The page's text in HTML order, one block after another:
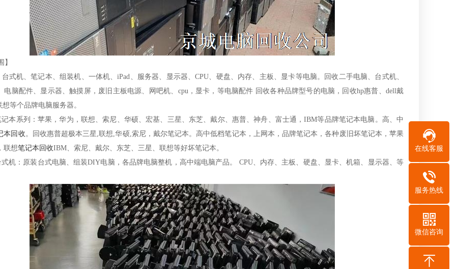
机、笔记本、组装机、一体机、iPad、服务器、显示器、CPU、硬盘、内存、主板、显卡等电脑。回收二手电脑、台式机、
电脑配件、显示器、触摸屏，废旧主板电源、网吧机、cpu，显卡，等电脑配件 回收各种品牌型号的电脑，回收hp惠普、dell戴
等个品牌电脑服务器。
系列：苹果，华为，联想、索尼、华硕、宏基、三星、东芝、戴尔、惠普、神舟、富士通，IBM等品牌笔记本电脑。高、中
本回收。回收惠普超极本三星,联想,华硕,索尼，戴尔笔记本。高中低档笔记本，上网本，品牌笔记本，各种废旧坏笔记本，苹果
联想笔记本回收IBM、索尼、戴尔、东芝、三星、联想等好坏笔记本。
：原装台式电脑、组装DIY电脑，各品牌电脑整机，高中端电脑产品。 CPU、内存、主板、硬盘、显卡、机箱、显示器、等
在线客服
服务热线
微信咨询